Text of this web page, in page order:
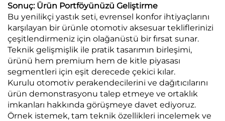
Sonuç: Ürün Portföyünüzü Geliştirme
Bu yenilikçi yastık seti, evrensel konfor ihtiyaçlarını
karşılayan bir ürünle otomotiv aksesuar tekliflerinizi
çeşitlendirmeniz için olağanüstü bir fırsat sunar.
Teknik gelişmişlik ile pratik tasarımın birleşimi,
ürünü hem premium hem de kitle piyasası
segmentleri için eşit derecede çekici kılar.
Kurulu otomotiv perakendecilerini ve dağıtıcılarını
ürün demonstrasyonu talep etmeye ve ortaklık
imkanları hakkında görüşmeye davet ediyoruz.
Örnek istemek, tam teknik özellikleri incelemek ve